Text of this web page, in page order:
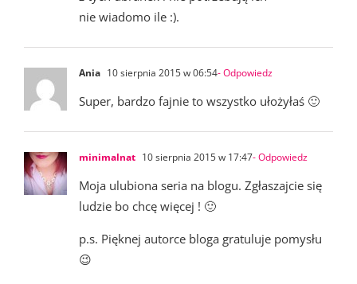
nie wiadomo ile :).
Ania 10 sierpnia 2015 w 06:54- Odpowiedz
Super, bardzo fajnie to wszystko ułożyłaś 🙂
minimalnat 10 sierpnia 2015 w 17:47- Odpowiedz
Moja ulubiona seria na blogu. Zgłaszajcie się
ludzie bo chcę więcej ! 🙂
p.s. Pięknej autorce bloga gratuluje pomysłu
😉